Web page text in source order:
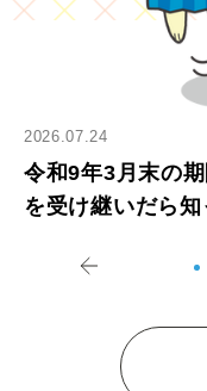
2026.07.24
令和9年3月末の
を受け継いだら